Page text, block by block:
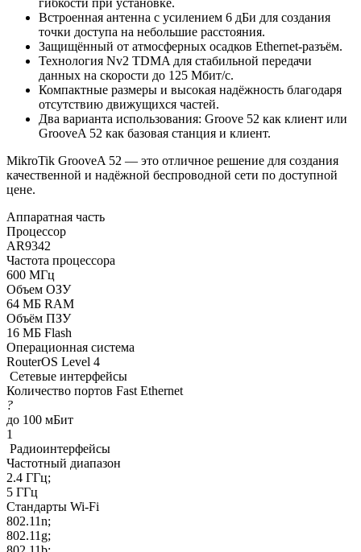
Встроенная антенна с усилением 6 дБи для создания
точки доступа на небольшие расстояния.
Защищённый от атмосферных осадков Ethernet-разъём.
Технология Nv2 TDMA для стабильной передачи
данных на скорости до 125 Мбит/с.
Компактные размеры и высокая надёжность благодаря
отсутствию движущихся частей.
Два варианта использования: Groove 52 как клиент или
GrooveA 52 как базовая станция и клиент.
MikroTik GrooveA 52 — это отличное решение для создания
качественной и надёжной беспроводной сети по доступной
цене.
Аппаратная часть
Процессор
AR9342
Частота процессора
600 МГц
Объем ОЗУ
64 МБ RAM
Объём ПЗУ
16 МБ Flash
Операционная система
RouterOS Level 4
Сетевые интерфейсы
Количество портов Fast Ethernet
?
до 100 мБит
1
Радиоинтерфейсы
Частотный диапазон
2.4 ГГц;
5 ГГц
Стандарты Wi-Fi
802.11n;
802.11g;